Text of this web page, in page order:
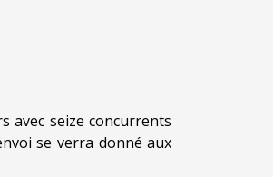
avec seize concurrents
se verra donné aux